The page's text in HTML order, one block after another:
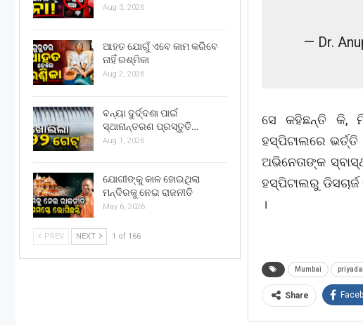
— Dr.
ସେ କହିଛନ୍ତି କି,
ହସ୍ପିଟାଲରେ
ଅଭିନେତାଙ୍କ
ହସ୍ପିଟାଲରୁ
।
Mumbai
Share
Aug 3, 2026
ଆହତ ଯୋଗୁଁ ଏବେ କାମ କରିବେ
ନାହିଁ ରଶ୍ମିକା
Aug 2, 2026
ବନ୍ୟା ଦୁର୍ଦ୍ଦଶା ପାଇଁ
ସ୍ଥାନାନ୍ତରଣ ପ୍ରସ୍ତୁତି…
Aug 1, 2026
ଯୋଗୀଙ୍କୁ କାଳ ହୋଇଥିଲା
ମନ୍ଦିରକୁ ନେଇ ରାଜନୀତି
May 6, 2026
PREV NEXT 1 of 166